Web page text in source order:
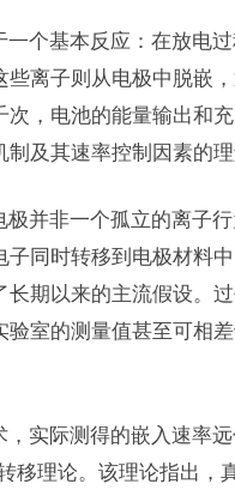
个基本反应：在放电
些离子则从电极中脱嵌
，电池的能量输出和
及其速率控制因素的理
并非一个孤立的离子
同时转移到电极材料
期以来的主流假设。
室的测量值甚至可相
实际测得的嵌入速率
移理论。该理论指出，